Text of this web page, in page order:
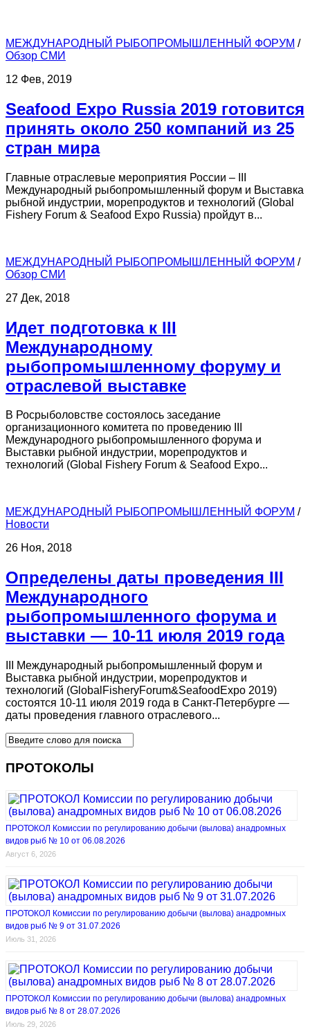
МЕЖДУНАРОДНЫЙ РЫБОПРОМЫШЛЕННЫЙ ФОРУМ /
Обзор СМИ
12 Фев, 2019
Seafood Expo Russia 2019 готовится
принять около 250 компаний из 25
стран мира
Главные отраслевые мероприятия России – III
Международный рыбопромышленный форум и Выставка
рыбной индустрии, морепродуктов и технологий (Global
Fishery Forum & Seafood Expo Russia) пройдут в...
МЕЖДУНАРОДНЫЙ РЫБОПРОМЫШЛЕННЫЙ ФОРУМ /
Обзор СМИ
27 Дек, 2018
Идет подготовка к III
Международному
рыбопромышленному форуму и
отраслевой выставке
В Росрыболовстве состоялось заседание
организационного комитета по проведению III
Международного рыбопромышленного форума и
Выставки рыбной индустрии, морепродуктов и
технологий (Global Fishery Forum & Seafood Expo...
МЕЖДУНАРОДНЫЙ РЫБОПРОМЫШЛЕННЫЙ ФОРУМ /
Новости
26 Ноя, 2018
Определены даты проведения III
Международного
рыбопромышленного форума и
выставки — 10-11 июля 2019 года
III Международный рыбопромышленный форум и
Выставка рыбной индустрии, морепродуктов и
технологий (GlobalFisheryForum&SeafoodExpo 2019)
состоятся 10-11 июля 2019 года в Санкт-Петербурге —
даты проведения главного отраслевого...
ПРОТОКОЛЫ
ПРОТОКОЛ Комиссии по регулированию добычи (вылова) анадромных
видов рыб № 10 от 06.08.2026
Август 6, 2026
ПРОТОКОЛ Комиссии по регулированию добычи (вылова) анадромных
видов рыб № 9 от 31.07.2026
Июль 31, 2026
ПРОТОКОЛ Комиссии по регулированию добычи (вылова) анадромных
видов рыб № 8 от 28.07.2026
Июль 29, 2026